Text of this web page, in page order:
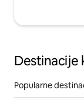
Destinacije
Popularne